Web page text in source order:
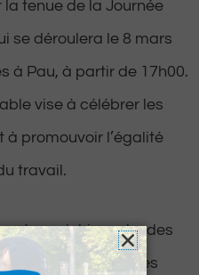
la tenue de la Journée
se déroulera le 8 mars
à Pau, à partir de 17h00.
vise à célébrer les
promouvoir l’égalité
travail.
enrichissante, des
partagés par des